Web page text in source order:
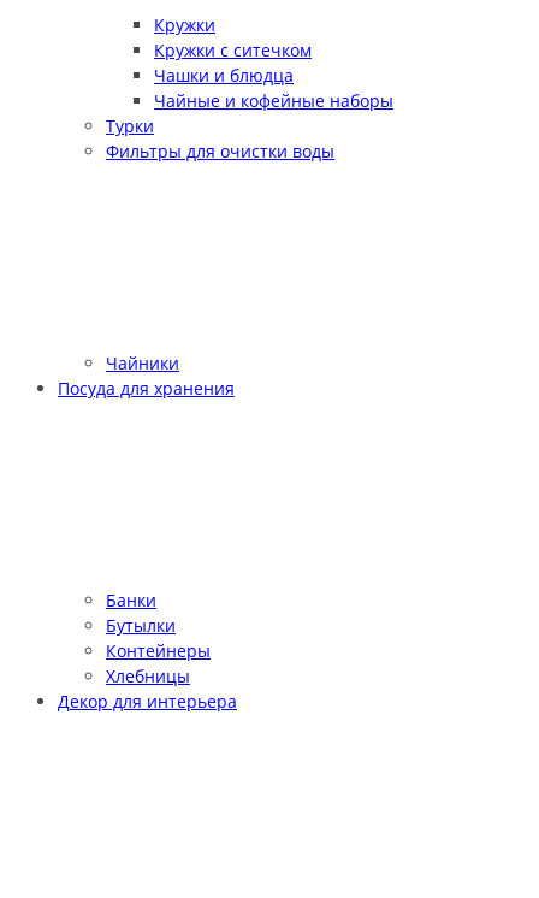
Кружки
Кружки с ситечком
Чашки и блюдца
Чайные и кофейные наборы
Турки
Фильтры для очистки воды
Чайники
Посуда для хранения
Банки
Бутылки
Контейнеры
Хлебницы
Декор для интерьера